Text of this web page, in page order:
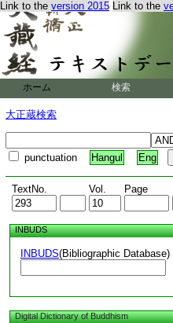
Link to the version 2015 Link to the
ホーム 検索
大正蔵検索
punctuation Hangul Eng
TextNo. Vol. Page
INBUDS
INBUDS(Bibliographic Database)
Digital Dictionary of Buddhism